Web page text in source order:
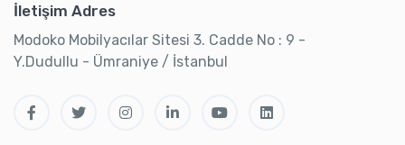
İletişim Adres
Modoko Mobilyacılar Sitesi 3. Cadde No : 9 -
Y.Dudullu - Ümraniye / İstanbul